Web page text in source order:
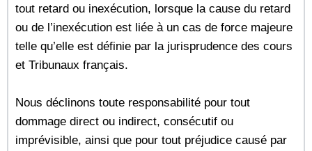
tout retard ou inexécution, lorsque la cause du retard
ou de l’inexécution est liée à un cas de force majeure
telle qu’elle est définie par la jurisprudence des cours
et Tribunaux français.
Nous déclinons toute responsabilité pour tout
dommage direct ou indirect, consécutif ou
imprévisible, ainsi que pour tout préjudice causé par